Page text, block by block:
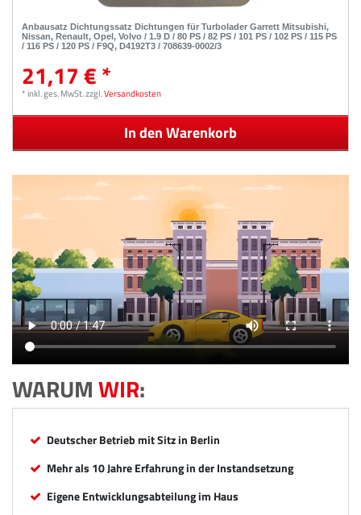
Anbausatz Dichtungssatz Dichtungen für Turbolader Garrett Mitsubishi,
Nissan, Renault, Opel, Volvo / 1.9 D / 80 PS / 82 PS / 101 PS / 102 PS / 115 PS
/ 116 PS / 120 PS / F9Q, D4192T3 / 708639-0002/3
21,17 € *
*inkl. ges. MwSt.zzgl.Versandkosten
In den Warenkorb
WARUMWIR:
Deutscher Betrieb mit Sitz in Berlin
Mehr als 10 Jahre Erfahrung in der Instandsetzung
Eigene Entwicklungsabteilung im Haus